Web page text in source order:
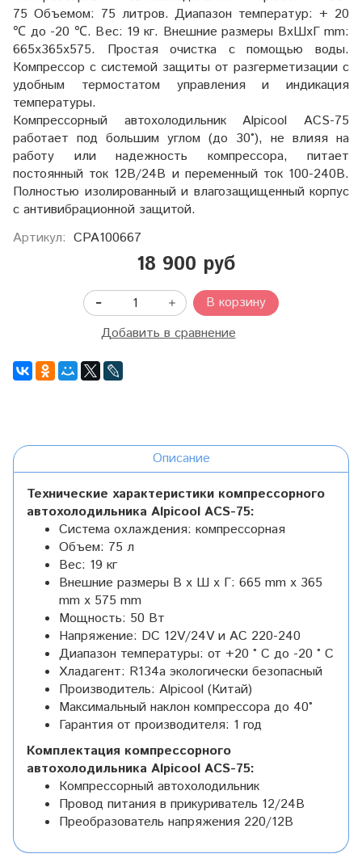
75 Объемом: 75 литров. Диапазон температур: + 20
℃ до -20 ℃. Вес: 19 кг. Внешние размеры ВxШxГ mm:
665х365х575. Простая очистка с помощью воды.
Компрессор с системой защиты от разгерметизации с
удобным термостатом управления и индикация
температуры.
Компрессорный автохолодильник Alpicool ACS-75
работает под большим углом (до 30°), не влияя на
работу или надежность компрессора, питает
постоянный ток 12В/24В и переменный ток 100-240В.
Полностью изолированный и влагозащищенный корпус
с антивибрационной защитой.
Артикул: CPA100667
18 900 руб
В корзину
Добавить в сравнение
Описание
Технические характеристики компрессорного
автохолодильника Alpicool ACS-75:
Система охлаждения: компрессорная
Объем: 75 л
Вес: 19 кг
Внешние размеры В x Ш x Г: 665 mm х 365
mm х 575 mm
Мощность: 50 Вт
Напряжение: DC 12V/24V и AC 220-240
Диапазон температуры: от +20 ° C до -20 ° C
Хладагент: R134a экологически безопасный
Производитель: Alpicool (Китай)
Максимальный наклон компрессора до 40°
Гарантия от производителя: 1 год
Комплектация компрессорного
автохолодильника Alpicool ACS-75:
Компрессорный автохолодильник
Провод питания в прикуриватель 12/24В
Преобразователь напряжения 220/12В